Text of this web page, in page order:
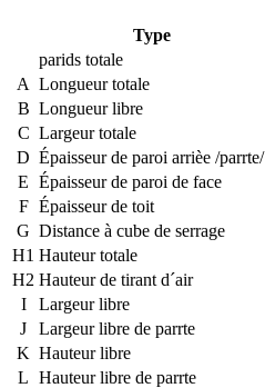
Type
parids totale
A Longueur totale
B Longueur libre
C Largeur totale
D Épaisseur de paroi arrièe /parrte/
E Épaisseur de paroi de face
F Épaisseur de toit
G Distance à cube de serrage
H1 Hauteur totale
H2 Hauteur de tirant d´air
I
Largeur libre
J
Largeur libre de parrte
K Hauteur libre
L Hauteur libre de parrte